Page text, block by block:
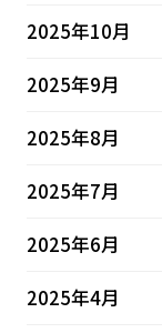
2025年10月
2025年9月
2025年8月
2025年7月
2025年6月
2025年4月